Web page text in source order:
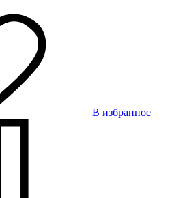
В избранное